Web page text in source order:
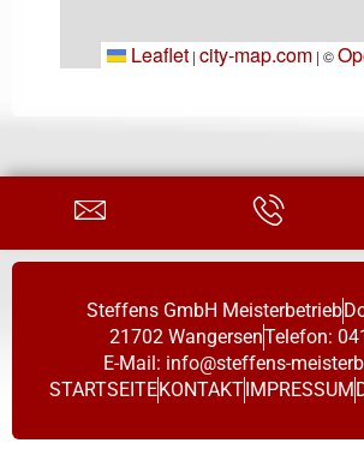
Leaflet | city-map.com | ©
Leaflet | city-map.com | ©
Steffens GmbH Meisterbetrieb
21702 WangersenTelefon:
E-Mail: info@steffens-
STARTSEITEKONTAKTIMPRESSUM